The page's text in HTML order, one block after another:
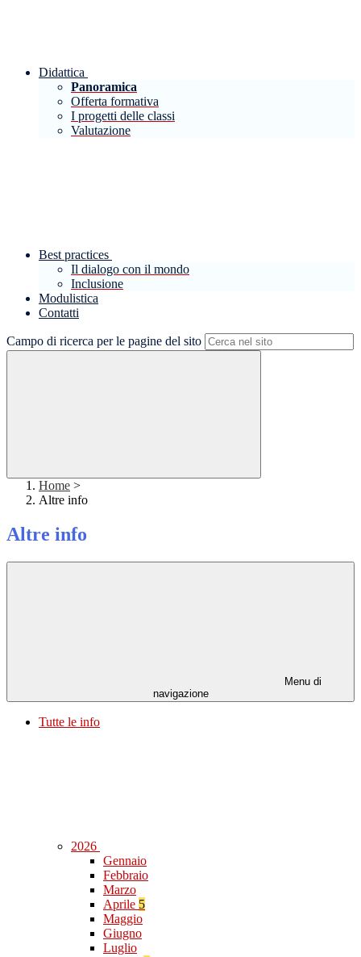
Didattica
Panoramica
Offerta formativa
I progetti delle classi
Valutazione
Best practices
Il dialogo con il mondo
Inclusione
Modulistica
Contatti
Campo di ricerca per le pagine del sito
Home >
Altre info
Altre info
Menu di
navigazione
Tutte le info
2026
Gennaio
Febbraio
Marzo
Aprile 5
Maggio
Giugno
Luglio